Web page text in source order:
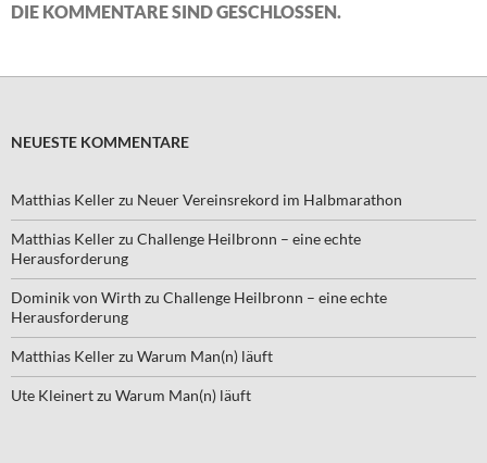
DIE KOMMENTARE SIND GESCHLOSSEN.
NEUESTE KOMMENTARE
Matthias Kellerzu Neuer Vereinsrekord im Halbmarathon
Matthias Kellerzu Challenge Heilbronn – eine echte
Herausforderung
Dominik von Wirth zu Challenge Heilbronn – eine echte
Herausforderung
Matthias Kellerzu Warum Man(n) läuft
Ute Kleinertzu Warum Man(n) läuft